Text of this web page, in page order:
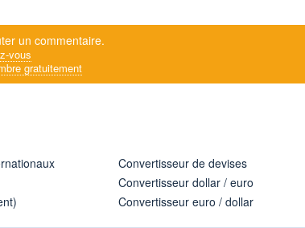
un commentaire.
vous
gratuitement
Convertisseur de devises
Convertisseur dollar / euro
Convertisseur euro / dollar